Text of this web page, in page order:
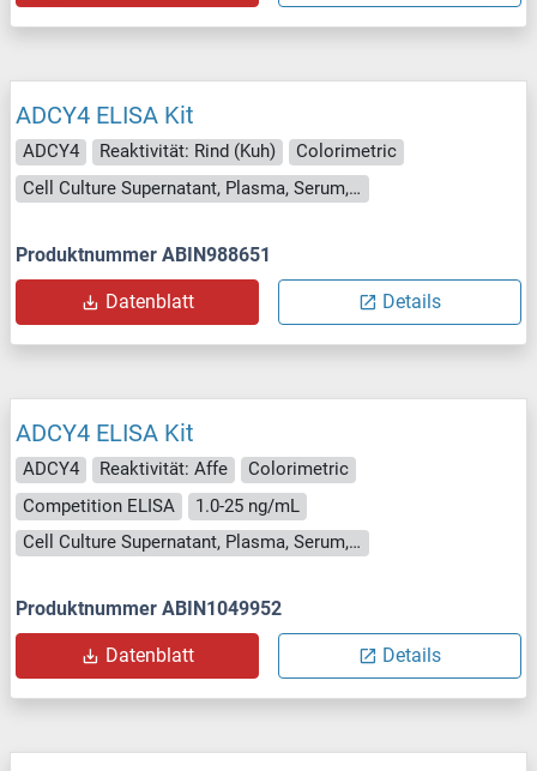
ADCY4 ELISA Kit
ADCY4 Reaktivität: Rind (Kuh)
Colorimetric
Cell Culture Supernatant, Plasma, Serum, Tissue Homogenate
Produktnummer ABIN988651
Datenblatt Details
ADCY4 ELISA Kit
ADCY4 Reaktivität: Affe
Colorimetric
Competition ELISA
1.0-25 ng/mL
Cell Culture Supernatant, Plasma, Serum, Tissue Homogenate
Produktnummer ABIN1049952
Datenblatt Details